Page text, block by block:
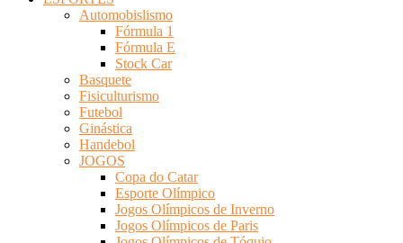
Automobislismo
Fórmula 1
Fórmula E
Stock Car
Basquete
Fisiculturismo
Futebol
Ginástica
Handebol
JOGOS
Copa do Catar
Esporte Olímpico
Jogos Olímpicos de Inverno
Jogos Olímpicos de Paris